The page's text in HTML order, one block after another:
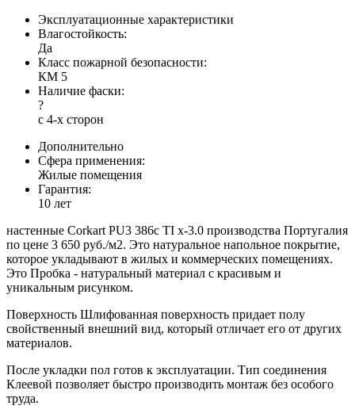
Эксплуатационные характеристики
Влагостойкость:
Да
Класс пожарной безопасности:
КМ 5
Наличие фаски:
?
с 4-х сторон
Дополнительно
Сфера применения:
Жилые помещения
Гарантия:
10 лет
настенные Corkart PU3 386c TI x-3.0 производства Португалия
по цене 3 650 руб./м2. Это натуральное напольное покрытие,
которое укладывают в жилых и коммерческих помещениях.
Это Пробка - натуральный материал с красивым и
уникальным рисунком.
Поверхность Шлифованная поверхность придает полу
свойственный внешний вид, который отличает его от других
материалов.
После укладки пол готов к эксплуатации. Тип соединения
Клеевой позволяет быстро производить монтаж без особого
труда.